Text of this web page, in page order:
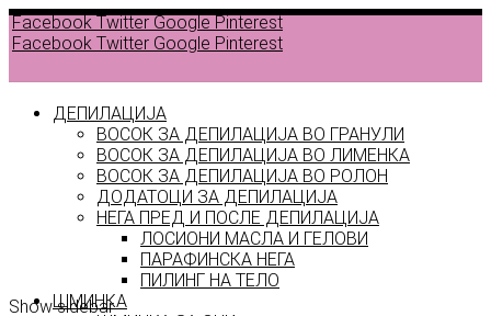
Facebook Twitter Google Pinterest
Facebook Twitter Google Pinterest
ДЕПИЛАЦИЈА
ВОСОК ЗА ДЕПИЛАЦИЈА ВО ГРАНУЛИ
ВОСОК ЗА ДЕПИЛАЦИЈА ВО ЛИМЕНКА
ВОСОК ЗА ДЕПИЛАЦИЈА ВО РОЛОН
ДОДАТОЦИ ЗА ДЕПИЛАЦИЈА
НЕГА ПРЕД И ПОСЛЕ ДЕПИЛАЦИЈА
ЛОСИОНИ МАСЛА И ГЕЛОВИ
ПАРАФИНСКА НЕГА
ПИЛИНГ НА ТЕЛО
ШМИНКА
products
Show sidebar